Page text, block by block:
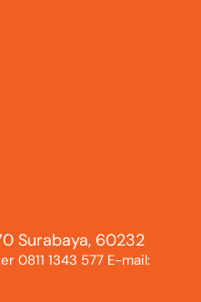
Surabaya, 60232
0811 1343 577 E-mail: